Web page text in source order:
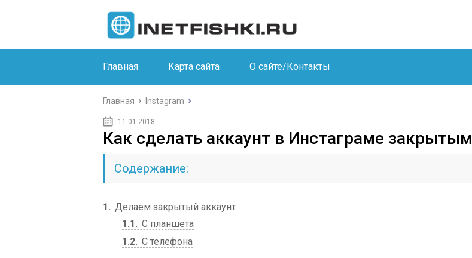
Главная Карта сайта О сайте/Контакты
Главная Instagram
11.01.2018
Как сделать аккаунт в Инстаграме закрытым
Содержание:
1
Делаем закрытый аккаунт
1.1
С планшета
1.2 С телефона